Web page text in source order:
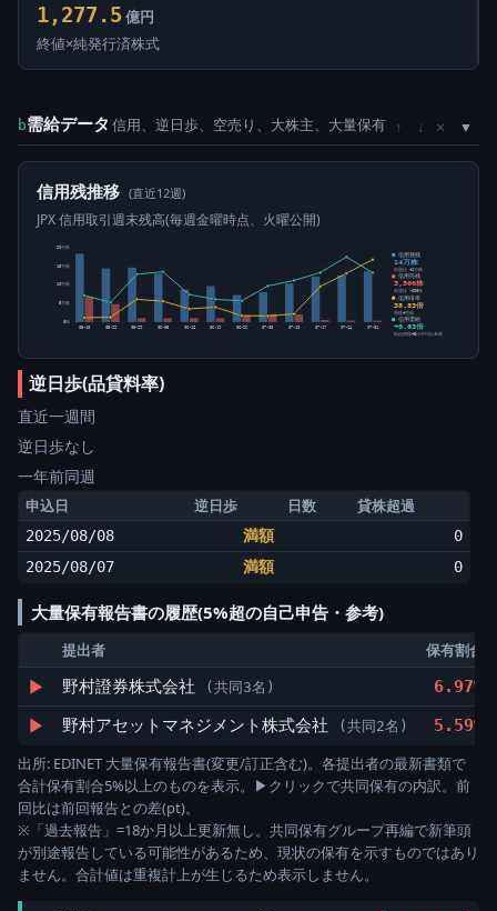
1,277.5 億円
終値×純発行済株式
b需給データ 信用、逆日歩、空売り、大株主、大量保有 ↑ ↓ ×
信用残推移 (直近12週)
JPX 信用取引週末残高(毎週金曜時点、火曜公開)
0株
5万株
10万株
15万株
20万株
05-15 05-22 05-29 06-05 06-12 06-19 06-26 07-03 07-10 07-17 07-24 07-31
信用買残
14万株
前週比 +1万株
信用売残
3,500株
前週比 -600株
信用倍率
38.83倍
買残÷売残
信用需給
+0.63倍
純信用残÷5日平均出来高
逆日歩(品貸料率)
直近一週間
逆日歩なし
一年前同週
申込日 逆日歩 日数 貸株超過
2025/08/08 満額
0
2025/08/07
満額 0
大量保有報告書の履歴(5%超の自己申告・参考)
提出者 保有割合
▶ 野村證券株式会社 (共同3名) 6.97%
▶ 野村アセットマネジメント株式会社 (共同2名)
5.59%
出所: EDINET 大量保有報告書(変更/訂正含む)。各提出者の最新書類で
合計保有割合5%以上のものを表示。▶クリックで共同保有の内訳。前
回比は前回報告との差(pt)。
※「過去報告」=18か月以上更新無し。共同保有グループ再編で新筆頭
が別途報告している可能性があるため、現状の保有を示すものではあり
ません。合計値は重複計上が生じるため表示しません。